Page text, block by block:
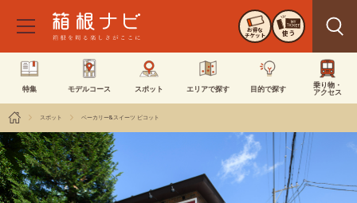
お得な
チケット 使う
特集 モデルコース スポット エリアで探す 目的で探す
乗り物・
アクセス
スポット ベーカリー&スイーツ ピコット